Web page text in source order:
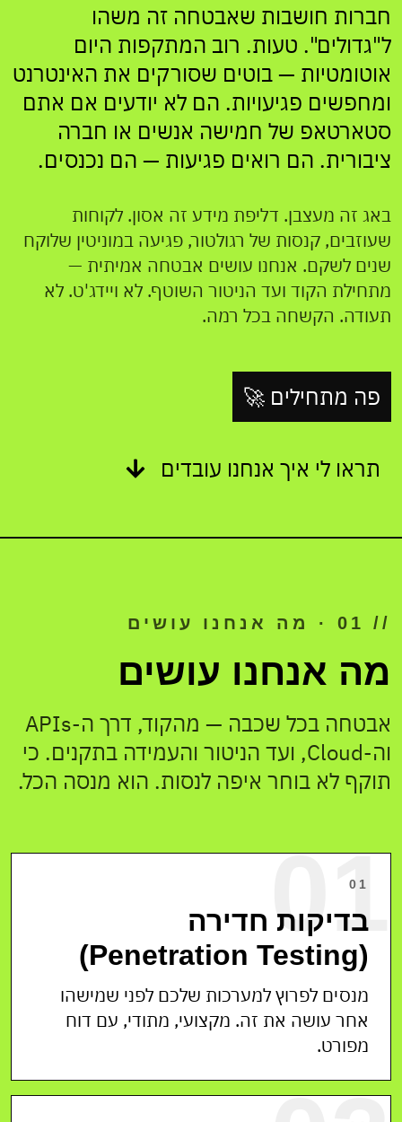
חברות חושבות שאבטחה זה משהו
ל"גדולים". טעות. רוב המתקפות היום
אוטומטיות — בוטים שסורקים את האינטרנט
ומחפשים פגיעויות. הם לא יודעים אם אתם
סטארטאפ של חמישה אנשים או חברה
ציבורית. הם רואים פגיעות — הם נכנסים.
באג זה מעצבן. דליפת מידע זה אסון. לקוחות
שעוזבים, קנסות של רגולטור, פגיעה במוניטין שלוקח
שנים לשקם. אנחנו עושים אבטחה אמיתית —
מתחילת הקוד ועד הניטור השוטף. לא ויידג'ט. לא
תעודה. הקשחה בכל רמה.
פה מתחילים 🚀
תראו לי איך אנחנו עובדים
TLS 1.3
ON
MFA
ON
WAF
ACTIVE
VAULT
SEALED
PENTEST
PASS
> 0 high findings
> secrets vault: sealed
// 01 · מה אנחנו עושים
מה אנחנו עושים
אבטחה בכל שכבה — מהקוד, דרך ה-APIs
וה-Cloud, ועד הניטור והעמידה בתקנים. כי
תוקף לא בוחר איפה לנסות. הוא מנסה הכל.
01
01
בדיקות חדירה
(Penetration Testing)
מנסים לפרוץ למערכות שלכם לפני שמישהו
אחר עושה את זה. מקצועי, מתודי, עם דוח
מפורט.